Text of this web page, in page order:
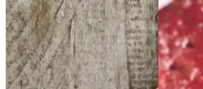
FrikadellerFrikadell
er medmed
smørspidskål,smørsp
med